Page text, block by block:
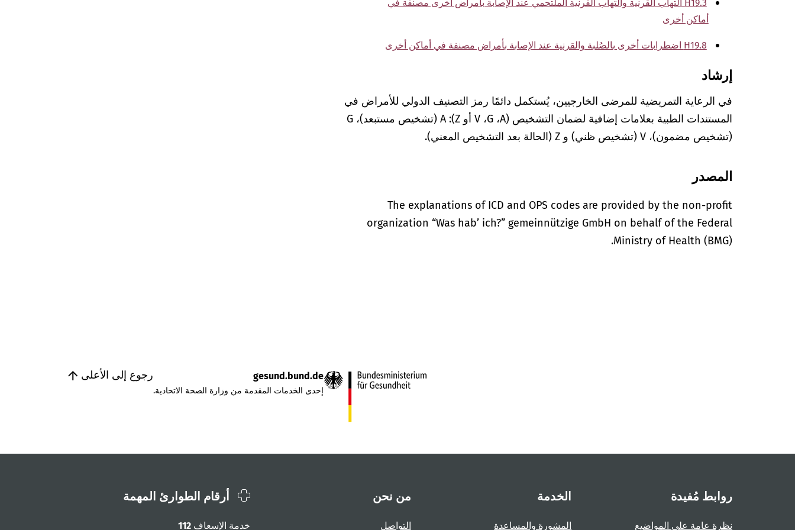
H19.3 التهاب القرنية والتهاب القرنية الملتحمي عند الإصابة بأمراض أخرى مصنفة في
أماكن أخرى
H19.8 اضطرابات أخرى بالصُلبة والقرنية عند الإصابة بأمراض مصنفة في أماكن أخرى
إرشاد
في الرعاية التمريضية للمرضى الخارجيين، يُستكمل دائمًا رمز التصنيف الدولي للأمراض في
المستندات الطبية بعلامات إضافية لضمان التشخيص (A‏، G‏، V أو Z): A (تشخيص مستبعد)، G
(تشخيص مضمون)، V (تشخيص ظني) و Z (الحالة بعد التشخيص المعني).
المصدر
The explanations of ICD and OPS codes are provided by the non-profit
organization “Was hab’ ich?” gemeinnützige GmbH on behalf of the Federal
Ministry of Health (BMG).
رجوع إلى الأعلى gesund.bund.de
إحدى الخدمات المقدمة من وزارة الصحة الاتحادية.
روابط مُفيدة
نظرة عامة على المواضيع
الخدمة
المشورة والمساعدة
من نحن
التواصل
أرقام الطوارئ المهمة
خدمة الإسعاف 112